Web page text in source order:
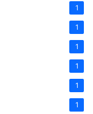
1
1
1
1
1
1